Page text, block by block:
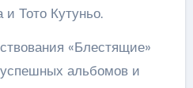
Тото Кутуньо.
«Блестящие»
альбомов и